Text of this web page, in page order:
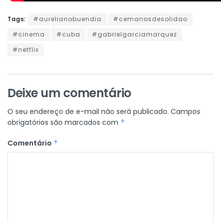
Tags: #aurelianobuendia
#cemanosdesolidao
#cinema
#cuba
#gabrielgarciamarquez
#netflix
Deixe um comentário
O seu endereço de e-mail não será publicado. Campos
obrigatórios são marcados com *
Comentário *